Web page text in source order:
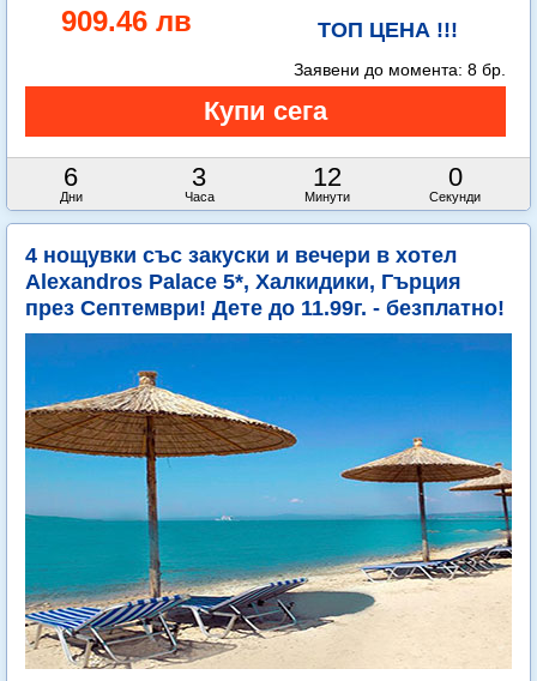
909.46 лв
ТОП ЦЕНА !!!
6
Дни
3
Часа
11
Минути
59
Секунди
Заявени до момента: 8 бр.
4 нощувки със закуски и вечери в хотел
Alexandros Palace 5*, Халкидики, Гърция
през Септември! Дете до 11.99г. - безплатно!